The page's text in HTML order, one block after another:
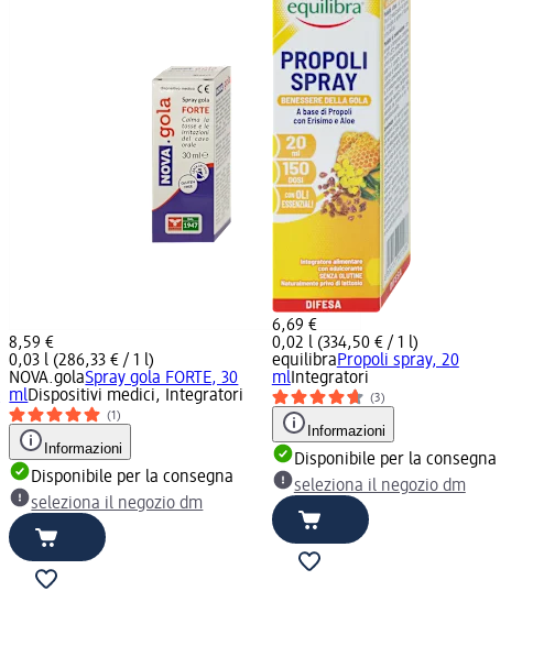
8,59 €
0,03 l (286,33 € / 1 l)
NOVA.golaSpray gola FORTE, 30
mlDispositivi medici, Integratori
(1)
Informazioni
Disponibile per la consegna
seleziona il negozio dm
6,69 €
0,02 l (334,50 € / 1 l)
equilibraPropoli spray, 20
mlIntegratori
(3)
Informazioni
Disponibile per la consegna
seleziona il negozio dm